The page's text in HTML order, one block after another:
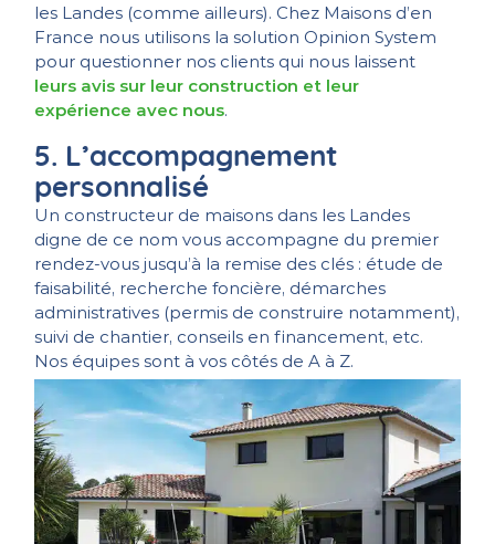
les Landes (comme ailleurs). Chez Maisons d’en
France nous utilisons la solution Opinion System
pour questionner nos clients qui nous laissent
leurs avis sur leur construction et leur
expérience avec nous.
5. L’accompagnement
personnalisé
Un constructeur de maisons dans les Landes
digne de ce nom vous accompagne du premier
rendez-vous jusqu’à la remise des clés : étude de
faisabilité, recherche foncière, démarches
administratives (permis de construire notamment),
suivi de chantier, conseils en financement, etc.
Nos équipes sont à vos côtés de A à Z.